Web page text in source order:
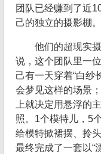
团队已经赚到了近
己的独立的摄影棚。
他们的超现实
说，这个团队里一
己有一天穿着“白纱
会梦见这样的场景
上就决定用悬浮的
照。1个模特儿，5
给模特掀裙摆、拎
最终完成了一套以“